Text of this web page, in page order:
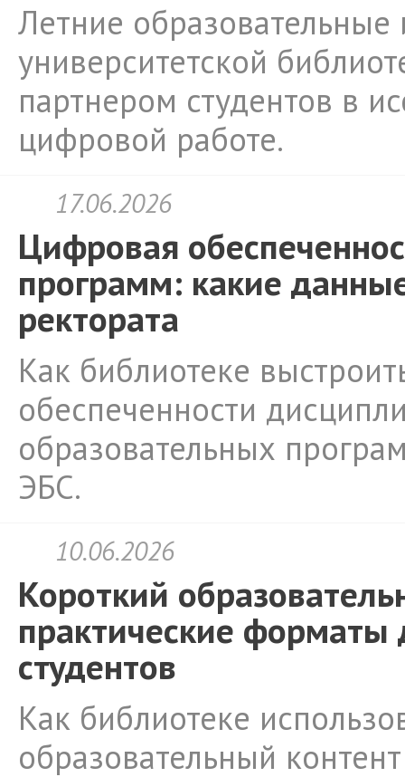
Летние
университетской
партнером студентов в
цифровой работе.
17.06.2026
Цифровая
программ: какие
ректората
Как библиотеке
обеспеченности
образовательных
ЭБС.
10.06.2026
Короткий
практические форматы
студентов
Как библиотеке
образовательный